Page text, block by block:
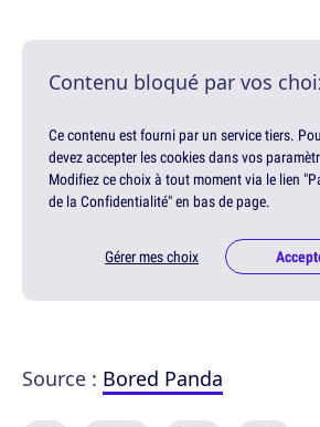
Contenu bloqué par vos
Ce contenu est fourni par un service tiers.
devez accepter les cookies dans vos
Modifiez ce choix à tout moment via le lien
de la Confidentialité" en bas de page.
Gérer mes choix
Source : Bored Panda